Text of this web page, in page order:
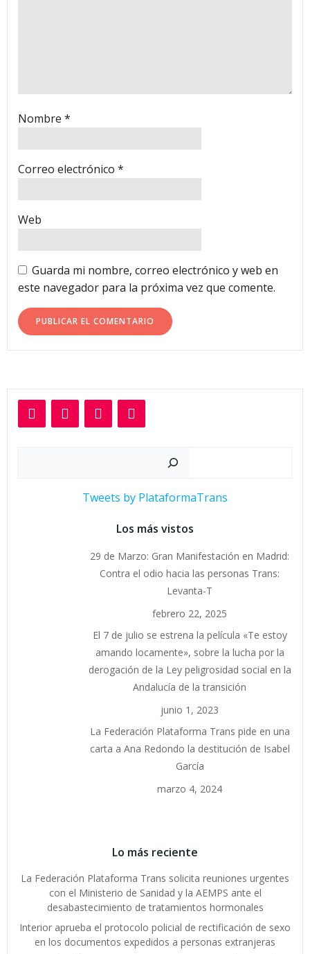
Nombre *
Correo electrónico *
Web
Guarda mi nombre, correo electrónico y web en
este navegador para la próxima vez que comente.
Tweets by PlataformaTrans
Los más vistos
29 de Marzo: Gran Manifestación en Madrid:
Contra el odio hacia las personas Trans:
Levanta-T
febrero 22, 2025
El 7 de julio se estrena la película «Te estoy
amando locamente», sobre la lucha por la
derogación de la Ley peligrosidad social en la
Andalucía de la transición
junio 1, 2023
La Federación Plataforma Trans pide en una
carta a Ana Redondo la destitución de Isabel
García
marzo 4, 2024
Lo más reciente
La Federación Plataforma Trans solicita reuniones urgentes
con el Ministerio de Sanidad y la AEMPS ante el
desabastecimiento de tratamientos hormonales
Interior aprueba el protocolo policial de rectificación de sexo
en los documentos expedidos a personas extranjeras